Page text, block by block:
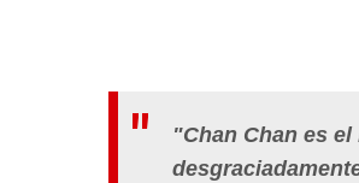
"Chan Chan es